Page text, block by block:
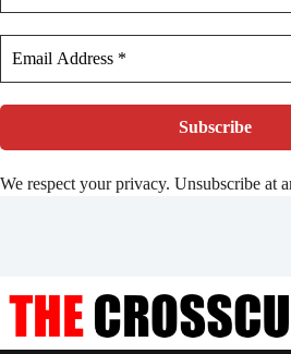
We respect your privacy. Unsubscribe at